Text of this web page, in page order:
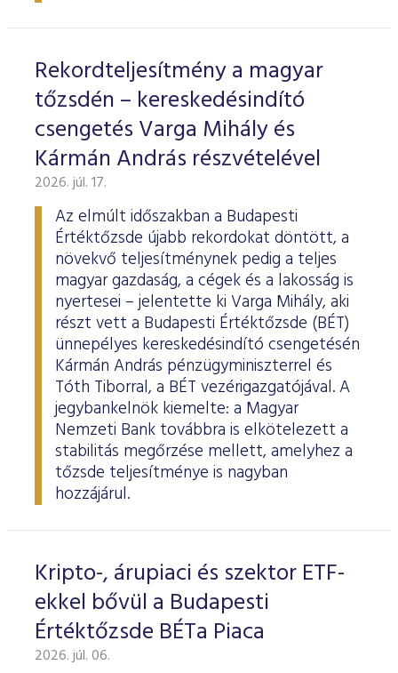
Rekordteljesítmény a magyar
tőzsdén – kereskedésindító
csengetés Varga Mihály és
Kármán András részvételével
2026. júl. 17.
Az elmúlt időszakban a Budapesti
Értéktőzsde újabb rekordokat döntött, a
növekvő teljesítménynek pedig a teljes
magyar gazdaság, a cégek és a lakosság is
nyertesei – jelentette ki Varga Mihály, aki
részt vett a Budapesti Értéktőzsde (BÉT)
ünnepélyes kereskedésindító csengetésén
Kármán András pénzügyminiszterrel és
Tóth Tiborral, a BÉT vezérigazgatójával. A
jegybankelnök kiemelte: a Magyar
Nemzeti Bank továbbra is elkötelezett a
stabilitás megőrzése mellett, amelyhez a
tőzsde teljesítménye is nagyban
hozzájárul.
Kripto-, árupiaci és szektor ETF-
ekkel bővül a Budapesti
Értéktőzsde BÉTa Piaca
2026. júl. 06.